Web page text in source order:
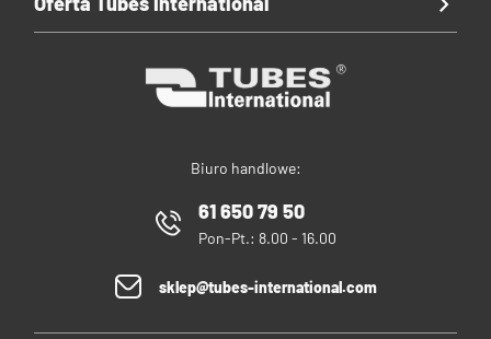
Biuro handlowe:
61 650 79 50
Pon-Pt.: 8.00 - 16.00
sklep@tubes-international.com